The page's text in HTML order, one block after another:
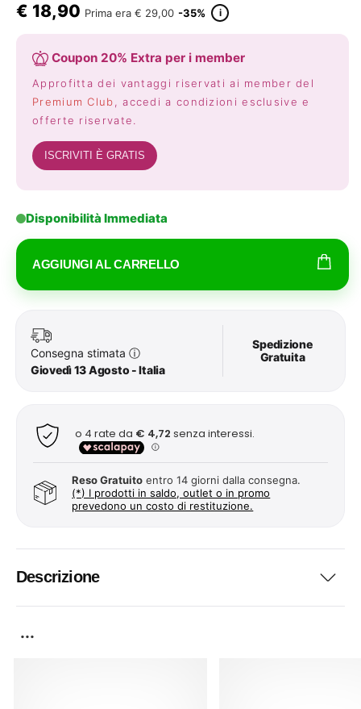
€ 18,90 Prima era € 29,00 -35% i
Coupon 20% Extra per i member
Approfitta dei vantaggi riservati ai member del
Premium Club, accedi a condizioni esclusive e
offerte riservate.
ISCRIVITI È GRATIS
Disponibilità Immediata
AGGIUNGI AL CARRELLO
Consegna stimata ⓘ
Giovedì 13 Agosto - Italia
Spedizione
Gratuita
Reso Gratuito entro 14 giorni dalla consegna.
(*) I prodotti in saldo, outlet o in promo
prevedono un costo di restituzione.
Descrizione
...